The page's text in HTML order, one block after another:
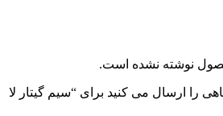
نوشته نشده است.
را ارسال می کنید برای “سیم گیتار لا